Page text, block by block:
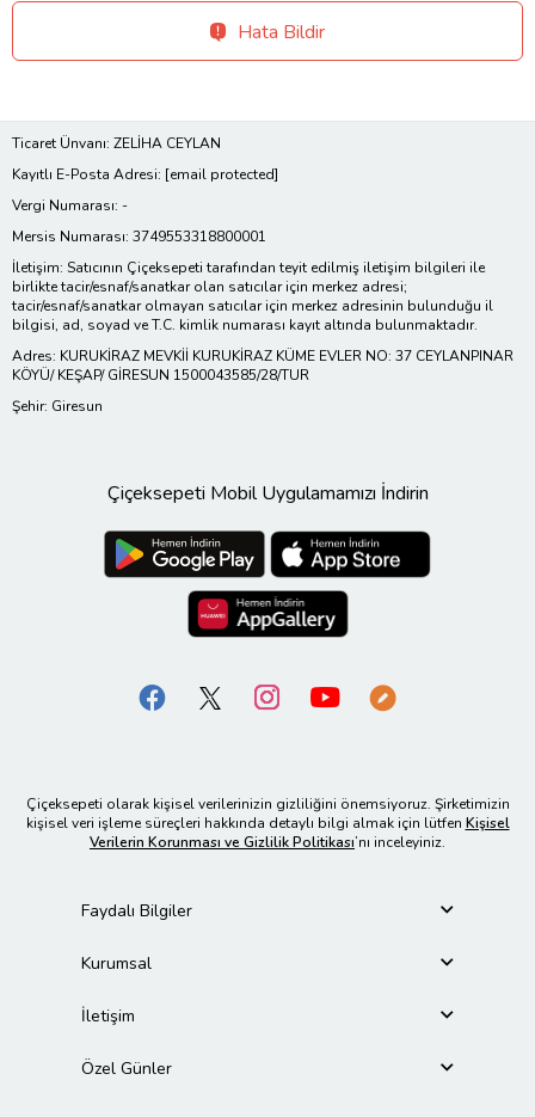
Hata Bildir
Ticaret Ünvanı: ZELİHA CEYLAN
Kayıtlı E-Posta Adresi: [email protected]
Vergi Numarası: -
Mersis Numarası: 3749553318800001
İletişim: Satıcının Çiçeksepeti tarafından teyit edilmiş iletişim bilgileri ile
birlikte tacir/esnaf/sanatkar olan satıcılar için merkez adresi;
tacir/esnaf/sanatkar olmayan satıcılar için merkez adresinin bulunduğu il
bilgisi, ad, soyad ve T.C. kimlik numarası kayıt altında bulunmaktadır.
Adres: KURUKİRAZ MEVKİİ KURUKİRAZ KÜME EVLER NO: 37 CEYLANPINAR
KÖYÜ/ KEŞAP/ GİRESUN 1500043585/28/TUR
Şehir: Giresun
Çiçeksepeti Mobil Uygulamamızı İndirin
Çiçeksepeti olarak kişisel verilerinizin gizliliğini önemsiyoruz. Şirketimizin
kişisel veri işleme süreçleri hakkında detaylı bilgi almak için lütfen Kişisel
Verilerin Korunması ve Gizlilik Politikası’nı inceleyiniz.
Faydalı Bilgiler
Kurumsal
İletişim
Özel Günler